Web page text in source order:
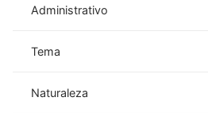
Administrativo
Tema
Naturaleza